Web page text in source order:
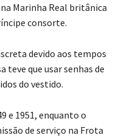
Marinha Real britânica
consorte.
devido aos tempos
teve que usar senhas de
do vestido.
e 1951, enquanto o
de serviço na Frota